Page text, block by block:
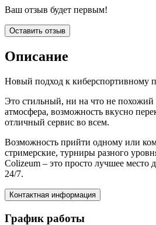
Ваш отзыв будет первым!
Оставить отзыв
Описание
Новый подход к киберспортивному
Это стильный, ни на что не похожий
атмосфера, возможность вкусно
отличный сервис во всем.
Возможность прийти одному или
стримерские, турниры разного
Colizeum – это просто лучшее место
24/7.
Контактная информация
График работы